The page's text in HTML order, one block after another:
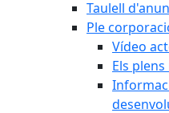
Taulell
Ple
Vídeo
Els